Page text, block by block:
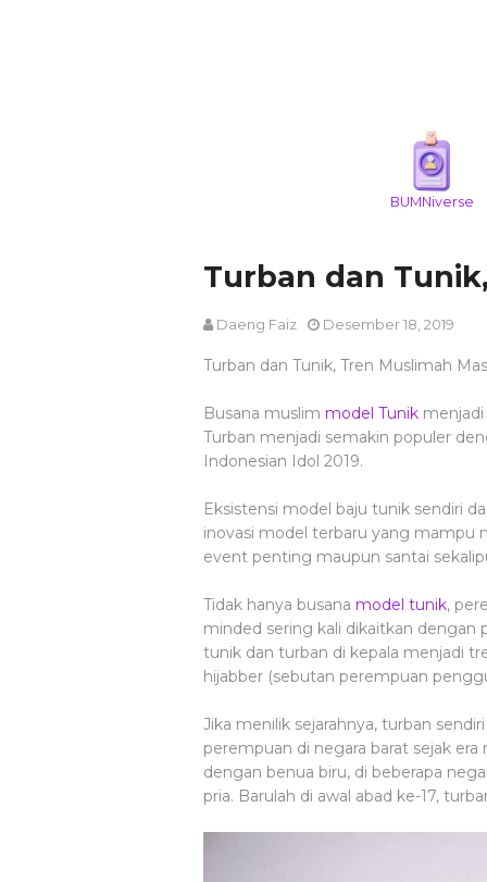
BUMNiverse
Turban dan
Daeng Faiz Desember 18, 2019
Turban dan Tunik, Tren Muslimah
Busana muslim model Tunik menjadi
Turban menjadi semakin populer
Indonesian Idol 2019.
Eksistensi model baju tunik sendiri
inovasi model terbaru yang mampu
event penting maupun santai
Tidak hanya busana model tunik,
minded sering kali dikaitkan dengan
tunik dan turban di kepala menjadi
hijabber (sebutan perempuan
Jika menilik sejarahnya, turban
perempuan di negara barat sejak
dengan benua biru, di beberapa
pria. Barulah di awal abad ke-17,